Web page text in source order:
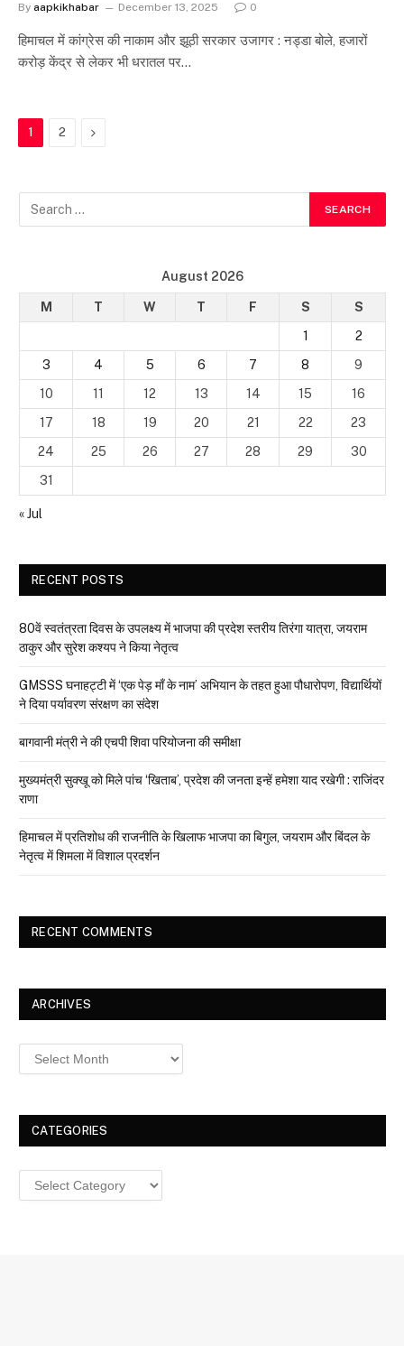
By aapkikhabar December 13, 2025 0
हिमाचल में कांग्रेस की नाकाम और झूठी सरकार उजागर : नड्डा बोले, हजारों
करोड़ केंद्र से लेकर भी धरातल पर…
1 2 Next
August 2026
M T W T F S
S
1
2
3
4 5 6 7 8
9
10
11 12 13 14 15
16
17
18 19 20 21 22
23
24
25 26 27 28 29
30
31
« Jul
RECENT POSTS
80वें स्वतंत्रता दिवस के उपलक्ष्य में भाजपा की प्रदेश स्तरीय तिरंगा यात्रा, जयराम
ठाकुर और सुरेश कश्यप ने किया नेतृत्व
GMSSS घनाहट्टी में ‘एक पेड़ माँ के नाम’ अभियान के तहत हुआ पौधारोपण, विद्यार्थियों
ने दिया पर्यावरण संरक्षण का संदेश
बागवानी मंत्री ने की एचपी शिवा परियोजना की समीक्षा
मुख्यमंत्री सुक्खू को मिले पांच ‘खिताब’, प्रदेश की जनता इन्हें हमेशा याद रखेगी : राजिंदर
राणा
हिमाचल में प्रतिशोध की राजनीति के खिलाफ भाजपा का बिगुल, जयराम और बिंदल के
नेतृत्व में शिमला में विशाल प्रदर्शन
RECENT COMMENTS
ARCHIVES
Archives
CATEGORIES
Categories